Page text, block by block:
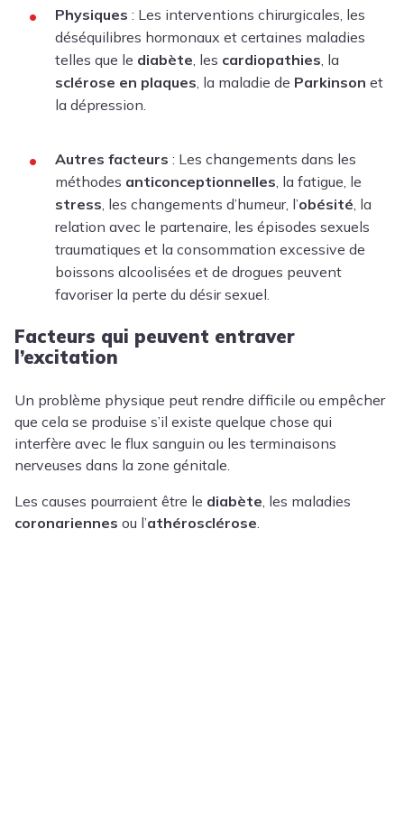
Physiques : Les interventions chirurgicales, les
déséquilibres hormonaux et certaines maladies
telles que le diabète, les cardiopathies, la
sclérose en plaques, la maladie de Parkinson et
la dépression.
Autres facteurs : Les changements dans les
méthodes anticonceptionnelles, la fatigue, le
stress, les changements d’humeur, l’obésité, la
relation avec le partenaire, les épisodes sexuels
traumatiques et la consommation excessive de
boissons alcoolisées et de drogues peuvent
favoriser la perte du désir sexuel.
Facteurs qui peuvent entraver
l’excitation
Un problème physique peut rendre difficile ou empêcher
que cela se produise s’il existe quelque chose qui
interfère avec le flux sanguin ou les terminaisons
nerveuses dans la zone génitale.
Les causes pourraient être le diabète, les maladies
coronariennes ou l’athérosclérose.